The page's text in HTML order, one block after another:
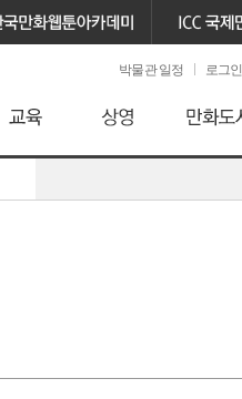
박물관 일정 로그인